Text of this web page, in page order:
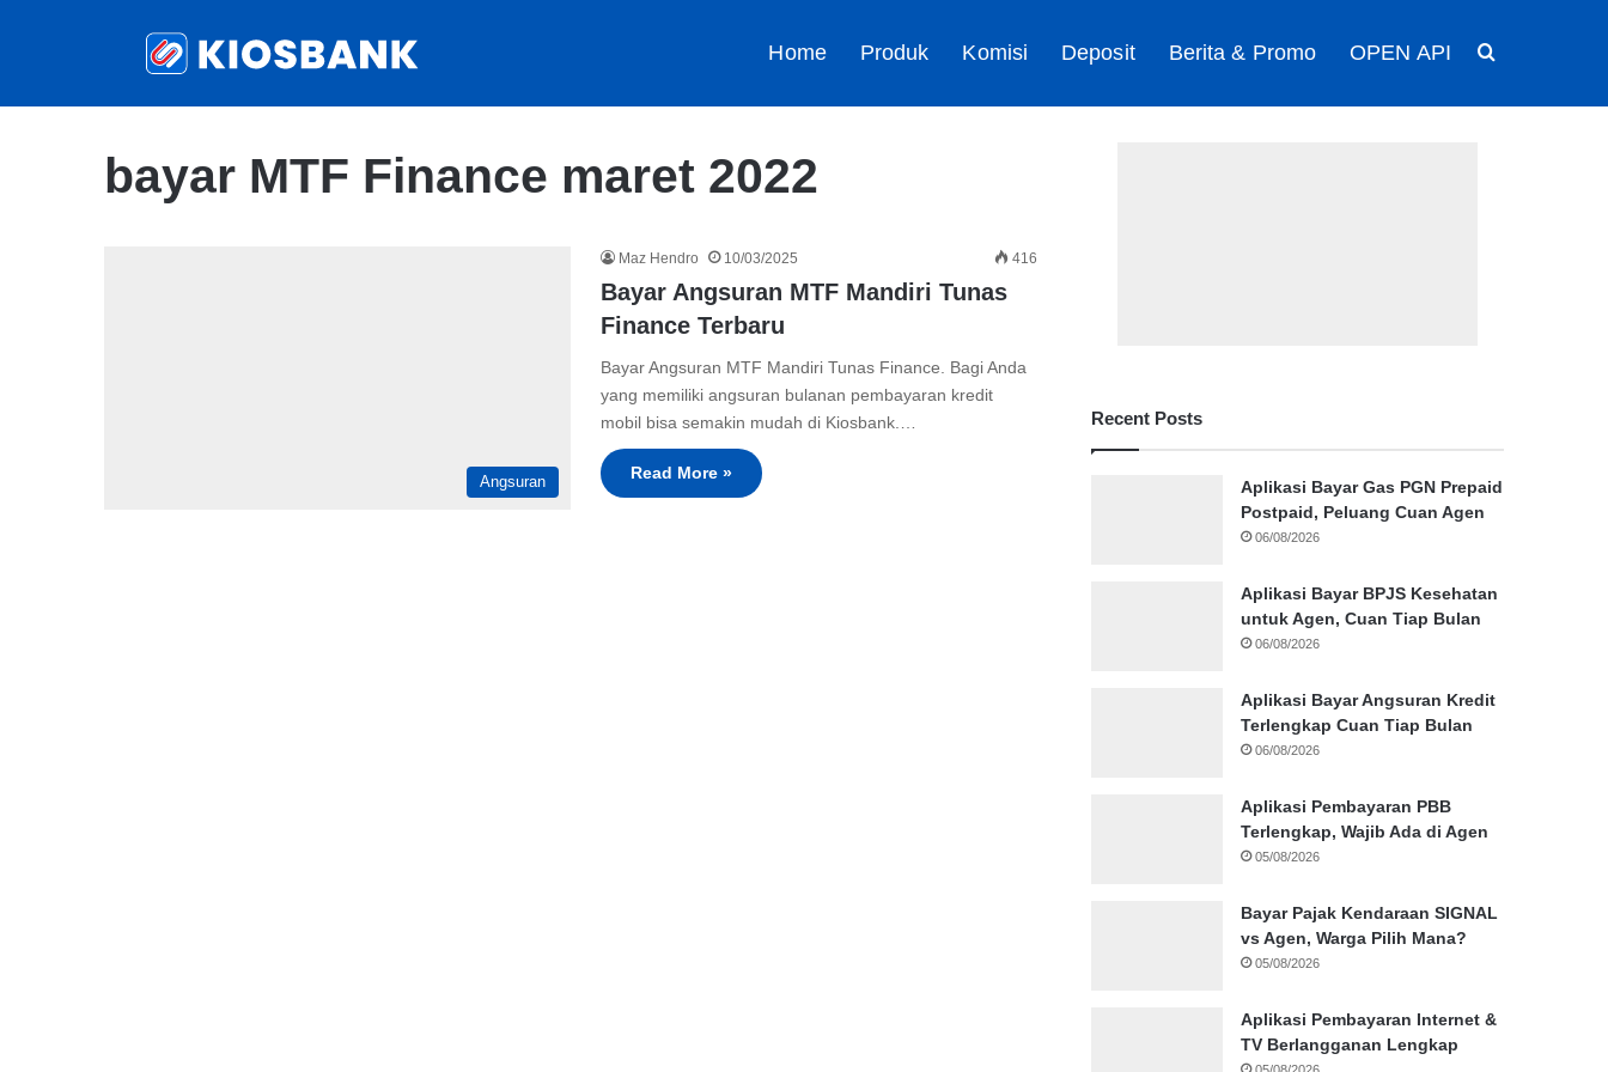
Home Produk Komisi Deposit Berita & Promo OPEN API
bayar MTF Finance maret 2022
Angsuran
Maz Hendro 10/03/2025 416
Bayar Angsuran MTF Mandiri Tunas
Finance Terbaru
Bayar Angsuran MTF Mandiri Tunas Finance. Bagi Anda
yang memiliki angsuran bulanan pembayaran kredit
mobil bisa semakin mudah di Kiosbank.…
Read More »
Recent Posts
Aplikasi Bayar Gas PGN Prepaid
Postpaid, Peluang Cuan Agen
06/08/2026
Aplikasi Bayar BPJS Kesehatan
untuk Agen, Cuan Tiap Bulan
06/08/2026
Aplikasi Bayar Angsuran Kredit
Terlengkap Cuan Tiap Bulan
06/08/2026
Aplikasi Pembayaran PBB
Terlengkap, Wajib Ada di Agen
05/08/2026
Bayar Pajak Kendaraan SIGNAL
vs Agen, Warga Pilih Mana?
05/08/2026
Aplikasi Pembayaran Internet &
TV Berlangganan Lengkap